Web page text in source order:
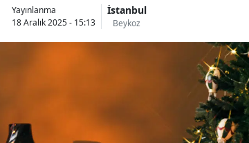
Yayınlanma
18 Aralık 2025 - 15:13
İstanbul
Beykoz